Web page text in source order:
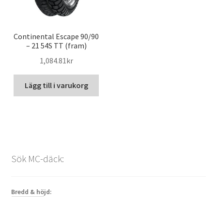
Continental Escape 90/90
– 21 54S TT (fram)
1,084.81kr
Lägg till i varukorg
Sök MC-däck:
Bredd & höjd: